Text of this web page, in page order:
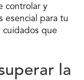
controlar y
esencial para tu
cuidados que
la